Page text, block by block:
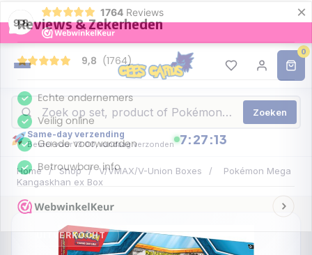
9,8
1764 Reviews ×
0
Zoeken
Same-day verzending
Bestel voor 13:00, vandaag verzonden 7:27:12
Home / Shop / V/VMAX/V-Union Boxes /
Pokémon Mega
Kangaskhan ex Box
UITVERKOCHT